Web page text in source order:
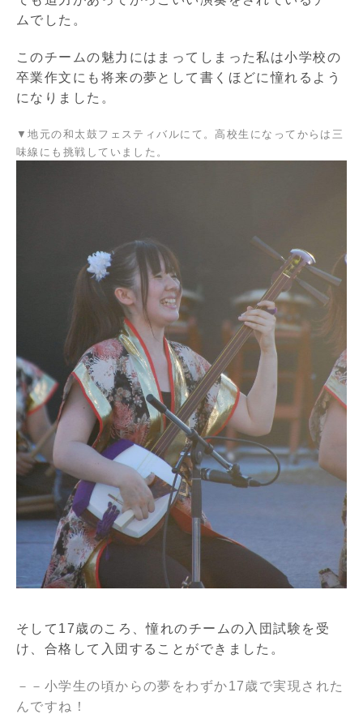
ムでした。
このチームの魅力にはまってしまった私は小学校の
卒業作文にも将来の夢として書くほどに憧れるよう
になりました。
▼地元の和太鼓フェスティバルにて。高校生になってからは三
味線にも挑戦していました。
そして17歳のころ、憧れのチームの入団試験を受
け、合格して入団することができました。
－－小学生の頃からの夢をわずか17歳で実現された
んですね！